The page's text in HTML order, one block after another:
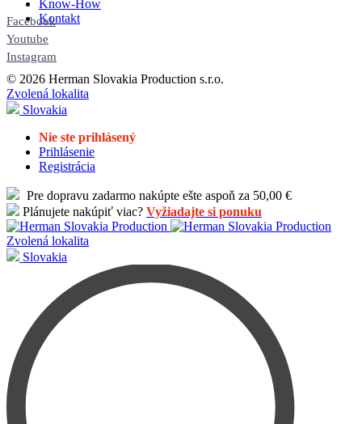
Know-How
Kontakt
Facebook
Youtube
Instagram
© 2026 Herman Slovakia Production s.r.o.
Zvolená lokalita
Slovakia
Nie ste prihlásený
Prihlásenie
Registrácia
Pre dopravu zadarmo nakúpte ešte aspoň za 50,00 €
Plánujete nakúpiť viac? Vyžiadajte si ponuku
Zvolená lokalita
Slovakia